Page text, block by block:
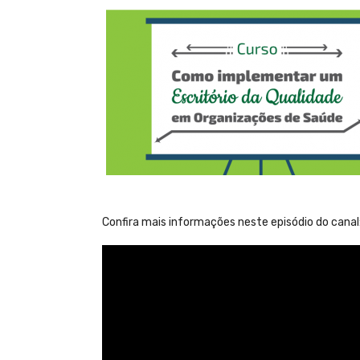
Confira mais informações neste episódio do